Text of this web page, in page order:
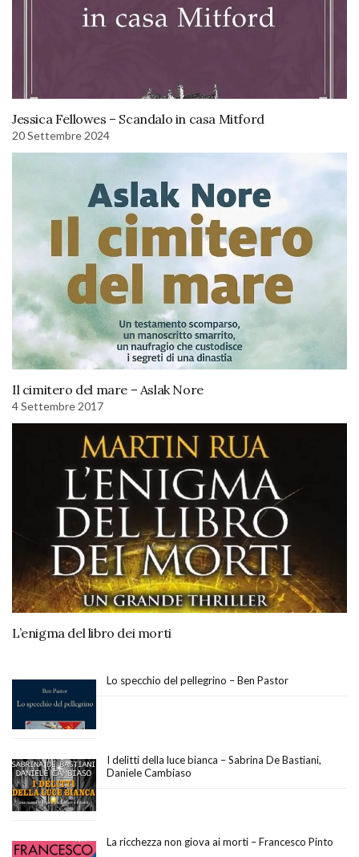
Jessica Fellowes – Scandalo in casa Mitford
20 Settembre 2024
Il cimitero del mare – Aslak Nore
4 Settembre 2017
L’enigma del libro dei morti
Lo specchio del pellegrino – Ben Pastor
I delitti della luce bianca – Sabrina De Bastiani,
Daniele Cambiaso
La ricchezza non giova ai morti – Francesco Pinto